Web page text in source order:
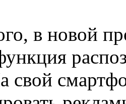
в новой
свой